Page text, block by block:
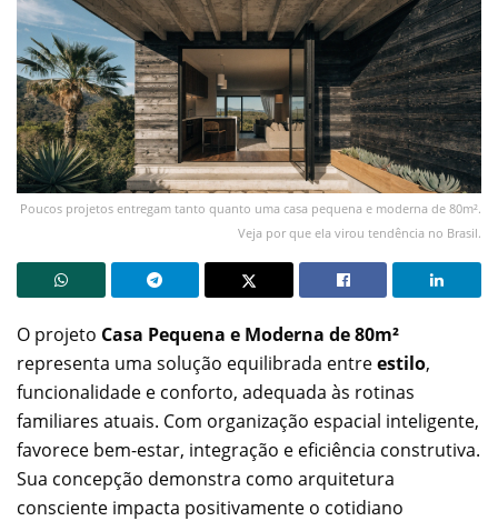
Poucos projetos entregam tanto quanto uma casa pequena e moderna de 80m².
Veja por que ela virou tendência no Brasil.
O projeto Casa Pequena e Moderna de 80m²
representa uma solução equilibrada entreestilo,
funcionalidade e conforto, adequada às rotinas
familiares atuais. Com organização espacial inteligente,
favorece bem-estar, integração e eficiência construtiva.
Sua concepção demonstra como arquitetura
consciente impacta positivamente o cotidiano